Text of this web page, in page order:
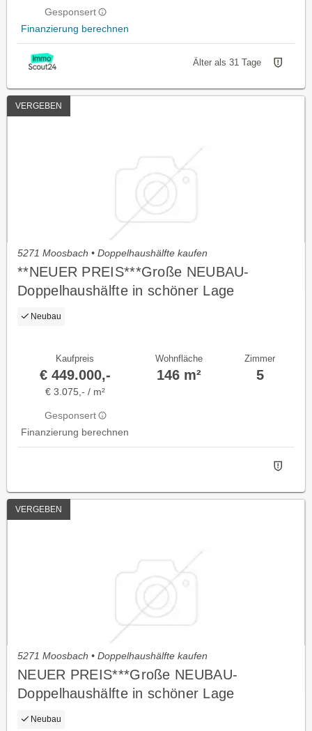
Gesponsert
Finanzierung berechnen
Älter als 31 Tage
VERGEBEN
5271 Moosbach • Doppelhaushälfte kaufen
**NEUER PREIS***Große NEUBAU-
Doppelhaushälfte in schöner Lage
Neubau
Kaufpreis
€ 449.000,-
€ 3.075,- / m²
Gesponsert
Finanzierung berechnen
Wohnfläche
146 m²
Zimmer
5
VERGEBEN
5271 Moosbach • Doppelhaushälfte kaufen
NEUER PREIS***Große NEUBAU-
Doppelhaushälfte in schöner Lage
Neubau